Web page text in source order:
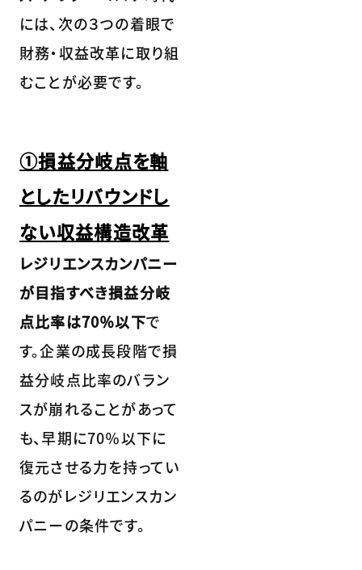
には、次の３つの着眼で
財務・収益改革に取り組
むことが必要です。
①損益分岐点を軸
としたリバウンドし
ない収益構造改革
レジリエンスカンパニー
が目指すべき損益分岐
点比率は70％以下で
す。企業の成長段階で損
益分岐点比率のバラン
スが崩れることがあって
も、早期に70％以下に
復元させる力を持ってい
るのがレジリエンスカン
パニーの条件です。